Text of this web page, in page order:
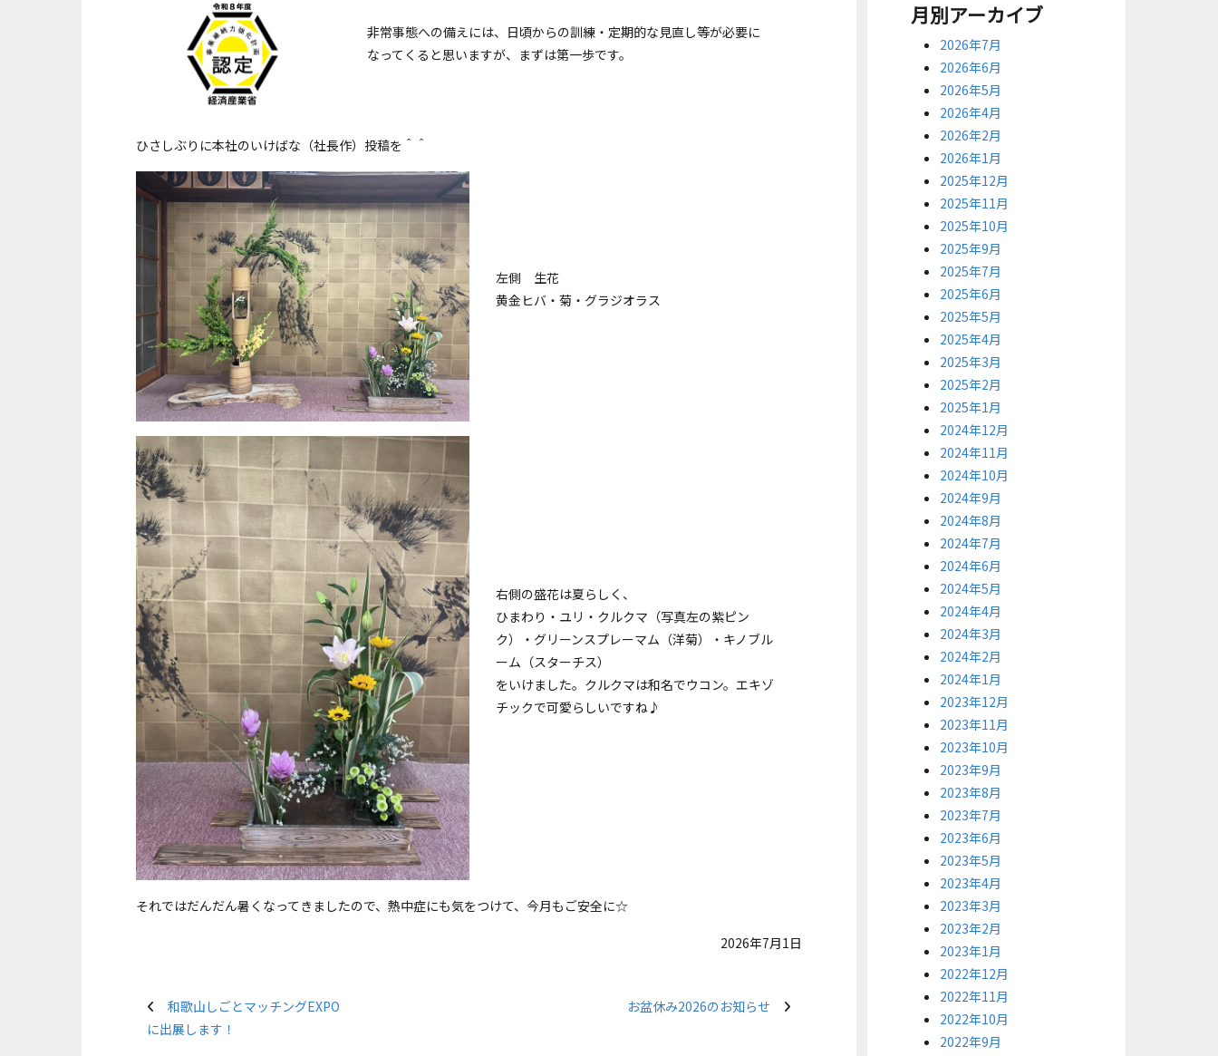
非常事態への備えには、日頃からの訓練・定期的な見直し等が必要に
なってくると思いますが、まずは第一歩です。
ひさしぶりに本社のいけばな（社長作）投稿を＾＾
左側 生花
黄金ヒバ・菊・グラジオラス
右側の盛花は夏らしく、
ひまわり・ユリ・クルクマ（写真左の紫ピン
ク）・グリーンスプレーマム（洋菊）・キノブル
ーム（スターチス）
をいけました。クルクマは和名でウコン。エキゾ
チックで可愛らしいですね♪
それではだんだん暑くなってきましたので、熱中症にも気をつけて、今月もご安全に☆
2026年7月1日
和歌山しごとマッチングEXPO
に出展します！
お盆休み2026のお知らせ
月別アーカイブ
2026年7月
2026年6月
2026年5月
2026年4月
2026年2月
2026年1月
2025年12月
2025年11月
2025年10月
2025年9月
2025年7月
2025年6月
2025年5月
2025年4月
2025年3月
2025年2月
2025年1月
2024年12月
2024年11月
2024年10月
2024年9月
2024年8月
2024年7月
2024年6月
2024年5月
2024年4月
2024年3月
2024年2月
2024年1月
2023年12月
2023年11月
2023年10月
2023年9月
2023年8月
2023年7月
2023年6月
2023年5月
2023年4月
2023年3月
2023年2月
2023年1月
2022年12月
2022年11月
2022年10月
2022年9月